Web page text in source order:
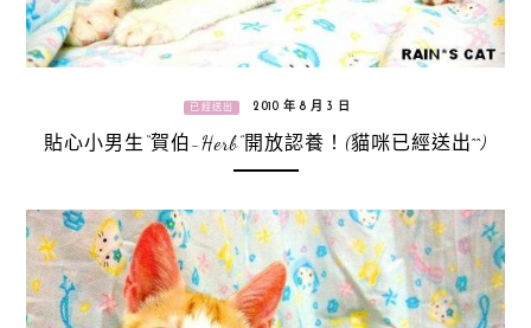
已經送出 2010 年 8 月 3 日
貼心小男生“賀伯-Herb”開放認養！(貓咪已經送出^^)